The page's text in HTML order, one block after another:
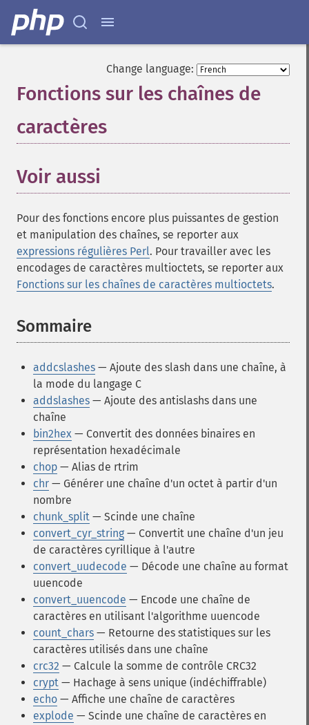
Change language:
Fonctions sur les chaînes de
caractères
Voir aussi
Pour des fonctions encore plus puissantes de gestion
et manipulation des chaînes, se reporter aux
expressions régulières Perl. Pour travailler avec les
encodages de caractères multioctets, se reporter aux
Fonctions sur les chaînes de caractères multioctets.
Sommaire
addcslashes — Ajoute des slash dans une chaîne, à
la mode du langage C
addslashes — Ajoute des antislashs dans une
chaîne
bin2hex — Convertit des données binaires en
représentation hexadécimale
chop — Alias de rtrim
chr — Générer une chaîne d'un octet à partir d'un
nombre
chunk_split — Scinde une chaîne
convert_cyr_string — Convertit une chaîne d'un jeu
de caractères cyrillique à l'autre
convert_uudecode — Décode une chaîne au format
uuencode
convert_uuencode — Encode une chaîne de
caractères en utilisant l'algorithme uuencode
count_chars — Retourne des statistiques sur les
caractères utilisés dans une chaîne
crc32 — Calcule la somme de contrôle CRC32
crypt — Hachage à sens unique (indéchiffrable)
echo — Affiche une chaîne de caractères
explode — Scinde une chaîne de caractères en